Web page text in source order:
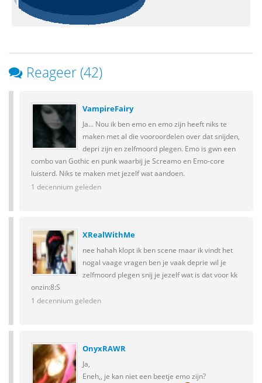
Reageer (42)
VampireFairy
Ja... Nou ik ben emo en emo zijn heeft niks te
maken met al die vooroordelen over dat snijden,
depri zijn en zelfmoord plegen. Emo is gwn een
combo van Gothic en punk waarbij je Screamo en Emo-core
luisterd. Niks te maken met jezelf wat aandoen.
1 decennium geleden
XRealWithMe
nee hahah klopt ik ben scene maar ik vindt het
nogal vaage vragen ben je vaak deprie wil je
zelfmoord plegen snij je jezelf wat is dat voor kk
onzin:8:S
1 decennium geleden
OnyxRAWR
Ja,
Eneh,, je kan niet een beetje emo zijn?